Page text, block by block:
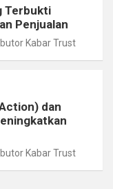
Terbukti
Penjualan
Kabar Trust
dan
Kabar Trust